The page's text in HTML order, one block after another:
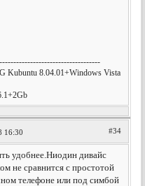
Kubuntu 8.04.01+Windows Vista
16:30 #34
удобнее.Ниодин дивайс
не сравнится с простотой
телефоне или под симбой